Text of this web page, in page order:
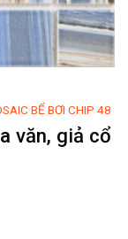
BỂ BƠI CHIP 48
văn, giả cổ